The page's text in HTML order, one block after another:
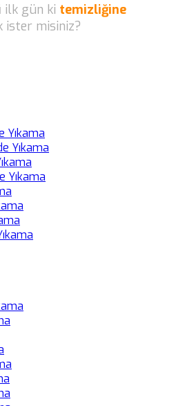
ilk gün ki temizliğine
ister misiniz?
Yıkama
Yıkama
Yıkama